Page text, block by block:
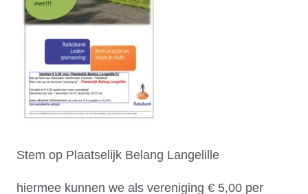
Stem op Plaatselijk Belang Langelille
hiermee kunnen we als vereniging € 5,00 per